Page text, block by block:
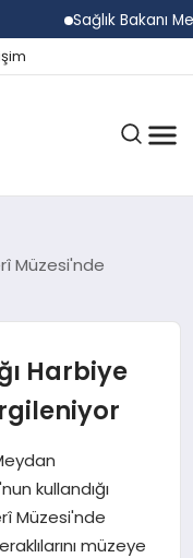
Sağlık Bakanı
Müzesi'nde
Harbiye
kullandığı
Müzesi'nde
müzeye